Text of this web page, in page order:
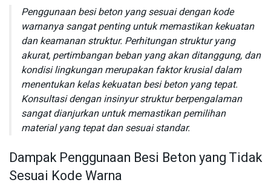
Penggunaan besi beton yang sesuai dengan kode
warnanya sangat penting untuk memastikan kekuatan
dan keamanan struktur. Perhitungan struktur yang
akurat, pertimbangan beban yang akan ditanggung, dan
kondisi lingkungan merupakan faktor krusial dalam
menentukan kelas kekuatan besi beton yang tepat.
Konsultasi dengan insinyur struktur berpengalaman
sangat dianjurkan untuk memastikan pemilihan
material yang tepat dan sesuai standar.
Dampak Penggunaan Besi Beton yang Tidak
Sesuai Kode Warna